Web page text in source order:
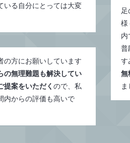
いる自分にとっては大変
の方にお願いしています
の無理難題も解決してい
提案をいただく ので、私
内からの評価も高いで
様
内
普
す
無